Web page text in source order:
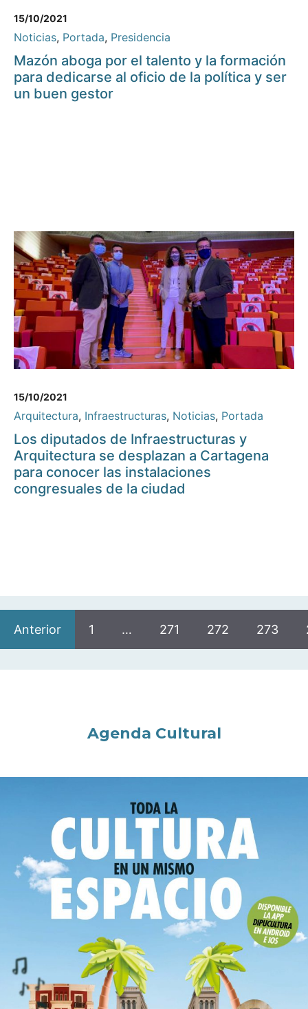
15/10/2021
Noticias, Portada, Presidencia
Mazón aboga por el talento y la formación
para dedicarse al oficio de la política y ser
un buen gestor
15/10/2021
Arquitectura, Infraestructuras, Noticias, Portada
Los diputados de Infraestructuras y
Arquitectura se desplazan a Cartagena
para conocer las instalaciones
congresuales de la ciudad
Anterior 1 … 271 272 273
Agenda Cultural